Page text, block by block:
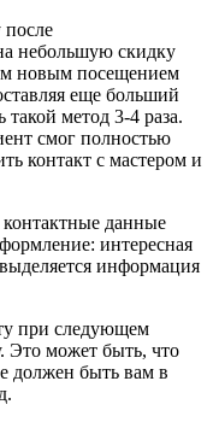
после
небольшую скидку
новым посещением
еще больший
метод 3-4 раза.
смог полностью
контакт с мастером и
данные
интересная
информация
при следующем
Это может быть, что
должен быть вам в